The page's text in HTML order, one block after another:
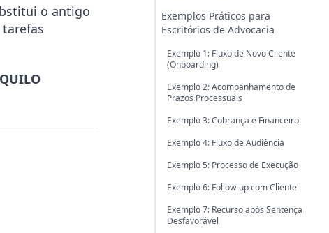
o antigo
Exemplos Práticos para
Escritórios de Advocacia
Exemplo 1: Fluxo de Novo Cliente
(Onboarding)
Exemplo 2: Acompanhamento de
Prazos Processuais
Exemplo 3: Cobrança e Financeiro
Exemplo 4: Fluxo de Audiência
Exemplo 5: Processo de Execução
Exemplo 6: Follow-up com Cliente
Exemplo 7: Recurso após Sentença
Desfavorável